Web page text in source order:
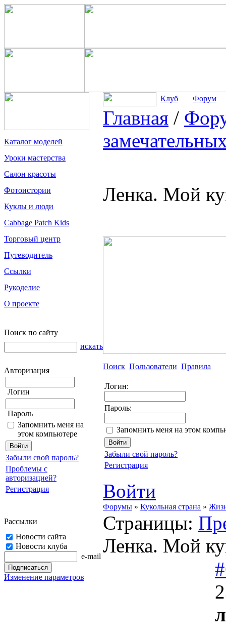
Каталог моделей
Уроки мастерства
Салон красоты
Фотоистории
Куклы и люди
Cabbage Patch Kids
Торговый центр
Путеводитель
Ссылки
Рукоделие
О проекте
Поиск по сайту
искать
Авторизация
Логин
Пароль
Запомнить меня на
этом компьютере
Забыли свой пароль?
Проблемы с
авторизацией?
Регистрация
Рассылки
Новости сайта
Новости клуба
e-mail
Изменение параметров
Клуб Форум
Главная /
Ленка. Мой
Поиск Пользователи Правила
Логин:
Пароль:
Запомнить меня на этом
Забыли свой пароль?
Регистрация
Войти
Форумы » Кукольная страна »
Страницы:
Ленка. Мой